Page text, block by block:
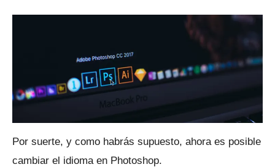
Por suerte, y como habrás supuesto, ahora es posible
cambiar el idioma en Photoshop.